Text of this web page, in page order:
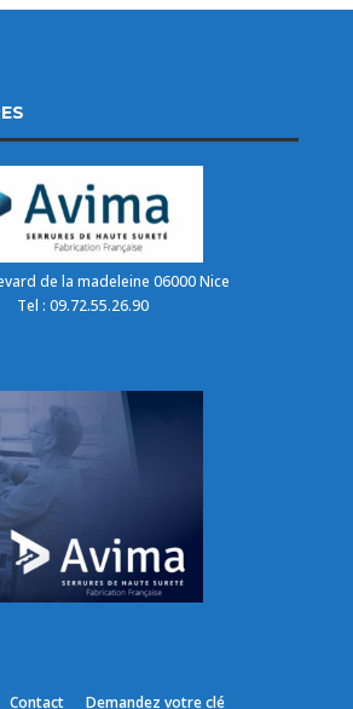
de la madeleine 06000 Nice
Tel : 09.72.55.26.90
Contact Demandez votre clé